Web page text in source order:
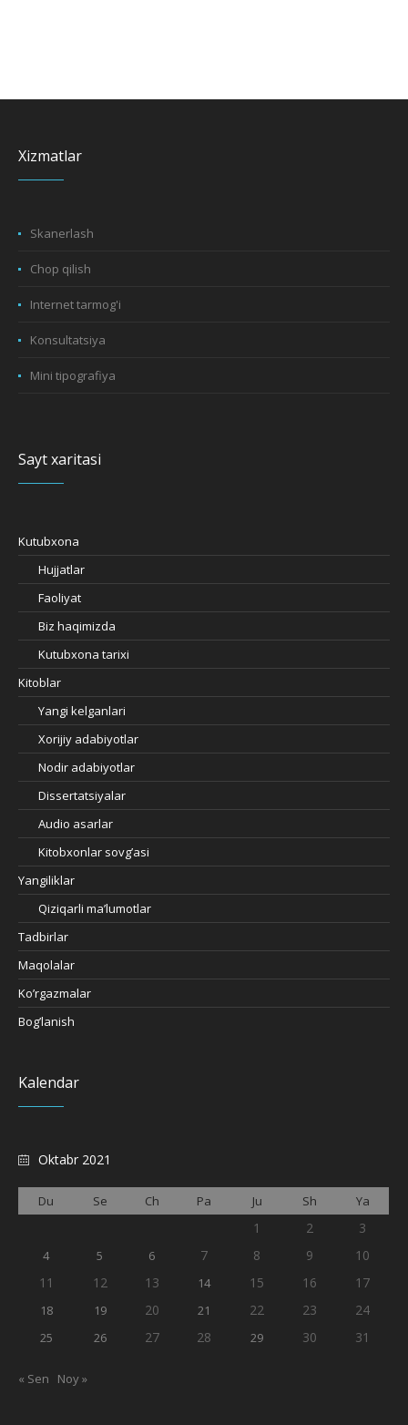
Xizmatlar
Skanerlash
Chop qilish
Internet tarmog'i
Konsultatsiya
Mini tipografiya
Sayt xaritasi
Kutubxona
Hujjatlar
Faoliyat
Biz haqimizda
Kutubxona tarixi
Kitoblar
Yangi kelganlari
Xorijiy adabiyotlar
Nodir adabiyotlar
Dissertatsiyalar
Audio asarlar
Kitobxonlar sovg’asi
Yangiliklar
Qiziqarli ma’lumotlar
Tadbirlar
Maqolalar
Ko’rgazmalar
Bog’lanish
Kalendar
Oktabr 2021
Du Se Ch Pa Ju Sh Ya
1 2 3
4 5 6 7 8 9
10
11
12 13 14 15 16 17
18 19 20 21 22 23 24
25 26 27 28 29 30 31
« Sen Noy »